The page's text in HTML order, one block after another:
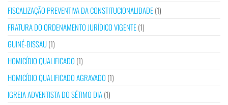
FISCALIZAÇÃO PREVENTIVA DA CONSTITUCIONALIDADE(1)
FRATURA DO ORDENAMENTO JURÍDICO VIGENTE(1)
GUINÉ-BISSAU(1)
HOMICÍDIO QUALIFICADO (1)
HOMICÍDIO QUALIFICADO AGRAVADO (1)
IGREJA ADVENTISTA DO SÉTIMO DIA(1)